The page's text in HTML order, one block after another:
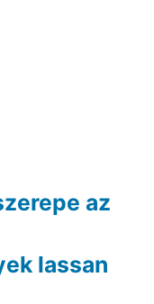
az
lassan